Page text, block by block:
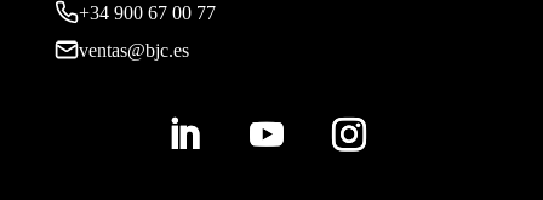
+34 900 67 00 77
ventas@bjc.es